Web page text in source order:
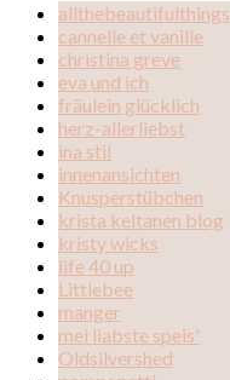
allthebeautifulthings
cannelle et vanille
christina greve
eva und ich
fräulein glücklich
herz-allerliebst
ina stil
innenansichten
Knusperstübchen
krista keltanen blog
kristy wicks
life 40 up
Littlebee
manger
mei liabste speis'
Oldsilvershed